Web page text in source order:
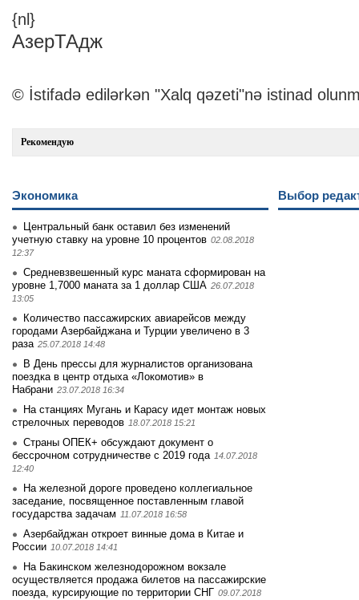
{nl}
АзерТАдж
© İstifadə edilərkən "Xalq qəzeti"nə istinad
Рекомендую
Экономика
Центральный банк оставил без изменений
учетную ставку на уровне 10 процентов 02.08.2018
12:37
Средневзвешенный курс маната сформирован на
уровне 1,7000 маната за 1 доллар США 26.07.2018
13:05
Количество пассажирских авиарейсов между
городами Азербайджана и Турции увеличено в 3
раза 25.07.2018 14:48
В День прессы для журналистов организована
поездка в центр отдыха «Локомотив» в
Набрани 23.07.2018 16:34
На станциях Мугань и Карасу идет монтаж новых
стрелочных переводов 18.07.2018 15:21
Страны ОПЕК+ обсуждают документ о
бессрочном сотрудничестве с 2019 года 14.07.2018
12:40
На железной дороге проведено коллегиальное
заседание, посвященное поставленным главой
государства задачам 11.07.2018 16:58
Азербайджан откроет винные дома в Китае и
России 10.07.2018 14:41
На Бакинском железнодорожном вокзале
осуществляется продажа билетов на пассажирские
поезда, курсирующие по территории СНГ 09.07.2018
Выбор